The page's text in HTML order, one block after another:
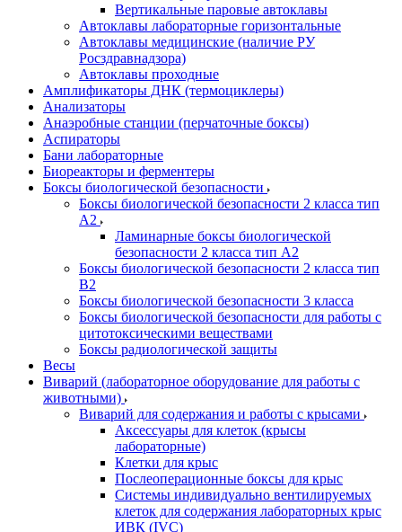
Вертикальные паровые автоклавы
Автоклавы лабораторные горизонтальные
Автоклавы медицинские (наличие РУ
Росздравнадзора)
Автоклавы проходные
Амплификаторы ДНК (термоциклеры)
Анализаторы
Анаэробные станции (перчаточные боксы)
Аспираторы
Бани лабораторные
Биореакторы и ферментеры
Боксы биологической безопасности
Боксы биологической безопасности 2 класса тип
A2
Ламинарные боксы биологической
безопасности 2 класса тип A2
Боксы биологической безопасности 2 класса тип
B2
Боксы биологической безопасности 3 класса
Боксы биологической безопасности для работы с
цитотоксическими веществами
Боксы радиологической защиты
Весы
Виварий (лабораторное оборудование для работы с
животными)
Виварий для содержания и работы с крысами
Аксессуары для клеток (крысы
лабораторные)
Клетки для крыс
Послеоперационные боксы для крыс
Системы индивидуально вентилируемых
клеток для содержания лабораторных крыс
ИВК (IVC)